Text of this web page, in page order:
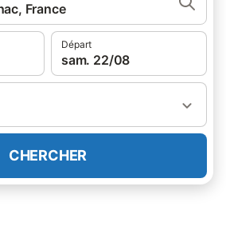
France
Départ
sam. 22/08
CHERCHER